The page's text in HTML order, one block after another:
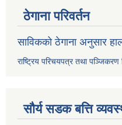
ठेगाना परिवर्तन
साविकको ठेगाना अनुसार
राष्ट्रिय परिचयपत्र तथा पञ्जिकरण
सौर्य सडक बत्ति